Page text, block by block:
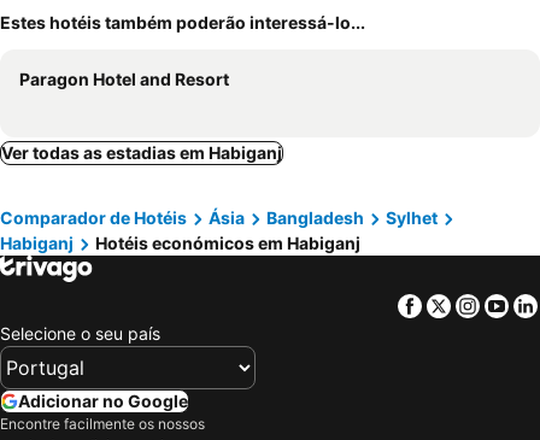
Estes hotéis também poderão interessá-lo...
Paragon Hotel and Resort
Ver todas as estadias em Habiganj
Comparador de Hotéis Ásia Bangladesh
Sylhet
Habiganj
Hotéis económicos em Habiganj
Facebook
Twitter
Selecione o seu país
Adicionar no Google
Encontre facilmente os nossos